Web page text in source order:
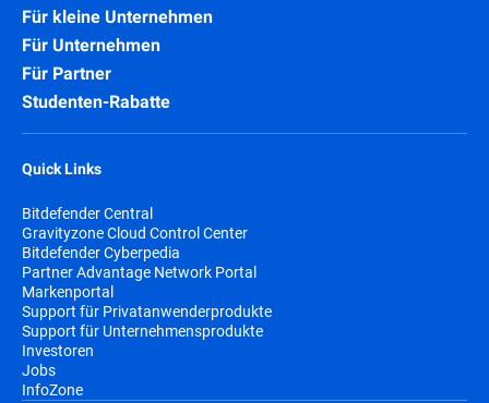
Für kleine Unternehmen
Für Unternehmen
Für Partner
Studenten-Rabatte
Quick Links
Bitdefender Central
Gravityzone Cloud Control Center
Bitdefender Cyberpedia
Partner Advantage Network Portal
Markenportal
Support für Privatanwenderprodukte
Support für Unternehmensprodukte
Investoren
Jobs
InfoZone